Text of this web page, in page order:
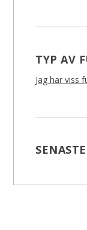
TYP AV
Jag har viss